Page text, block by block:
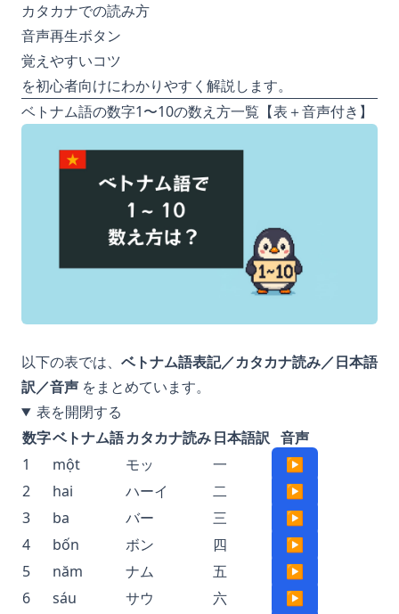
カタカナでの読み方
音声再生ボタン
覚えやすいコツ
を初心者向けにわかりやすく解説します。
ベトナム語の数字1〜10の数え方一覧【表＋音声付き】
以下の表では、 ベトナム語表記／カタカナ読み／日本語
訳／音声 をまとめています。
表を開閉する
数字ベトナム語カタカナ読み日本語訳 音声
1
một モッ 一
▶
2
hai ハーイ 二
▶
3
ba バー 三
▶
4
bốn ボン 四
▶
5
năm ナム 五
▶
6
sáu サウ 六
▶